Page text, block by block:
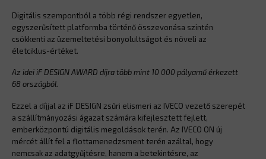
Digitális szempontból a több régi rendszer egyetlen,
egyszerűsített platformba történő összevonása szintén
csökkenti az üzemeltetési bonyolultságot és növeli az
életciklus-értéket.
Az idei iF DESIGN AWARD díjra több mint 10 000 pályamű érkezett
68 országból.
Ezzel a díjjal az iF DESIGN zsűri elismeri az IVECO vezető szerepét
a szállítmányozási ágazat számára kifejlesztett fejlett,
emberközpontú digitális megoldások terén. Az IVECO ON új
mércét állít fel a flottamenedzsment terén azáltal, hogy
nemcsak az adatgyűjtésre, hanem a betekintésre, az